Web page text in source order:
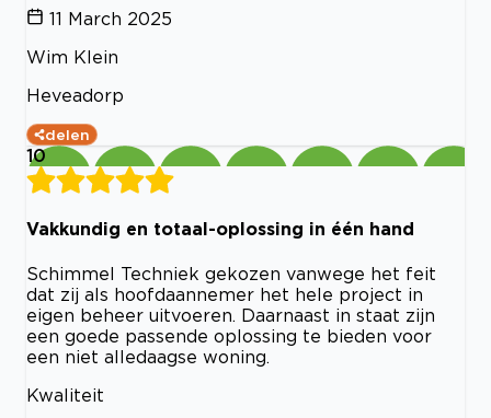
11 March 2025
Wim Klein
Heveadorp
delen
10
Vakkundig en totaal-oplossing in één hand
Schimmel Techniek gekozen vanwege het feit
dat zij als hoofdaannemer het hele project in
eigen beheer uitvoeren. Daarnaast in staat zijn
een goede passende oplossing te bieden voor
een niet alledaagse woning.
Kwaliteit